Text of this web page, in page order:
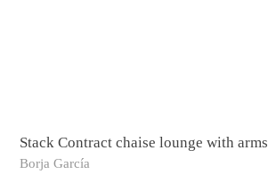
Stack Contract chaise lounge with arms
Borja García